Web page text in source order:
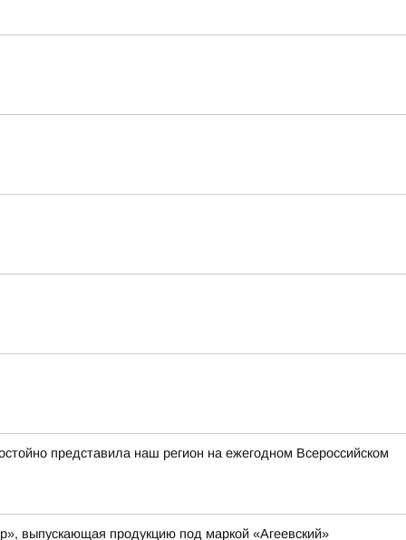
представила наш регион на ежегодном Всероссийском
выпускающая продукцию под маркой «Агеевский»